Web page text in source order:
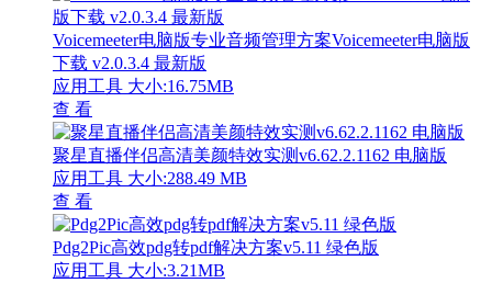
Voicemeeter电脑版专业音频管理方案Voicemeeter电脑版
下载 v2.0.3.4 最新版
应用工具 大小:16.75MB
查 看
聚星直播伴侣高清美颜特效实测v6.62.2.1162 电脑版
应用工具 大小:288.49 MB
查 看
Pdg2Pic高效pdg转pdf解决方案v5.11 绿色版
应用工具 大小:3.21MB